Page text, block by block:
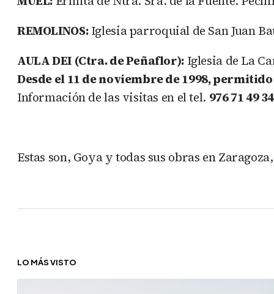
REMOLINOS:Iglesia parroquial de San Juan
AULA DEI (Ctra. de Peñaflor):Iglesia de La
Desde el 11 de noviembre de 1998,
Información de las visitas en el tel. 976 71 49 34
Estas son, Goya y todas sus obras en
LO MÁS VISTO